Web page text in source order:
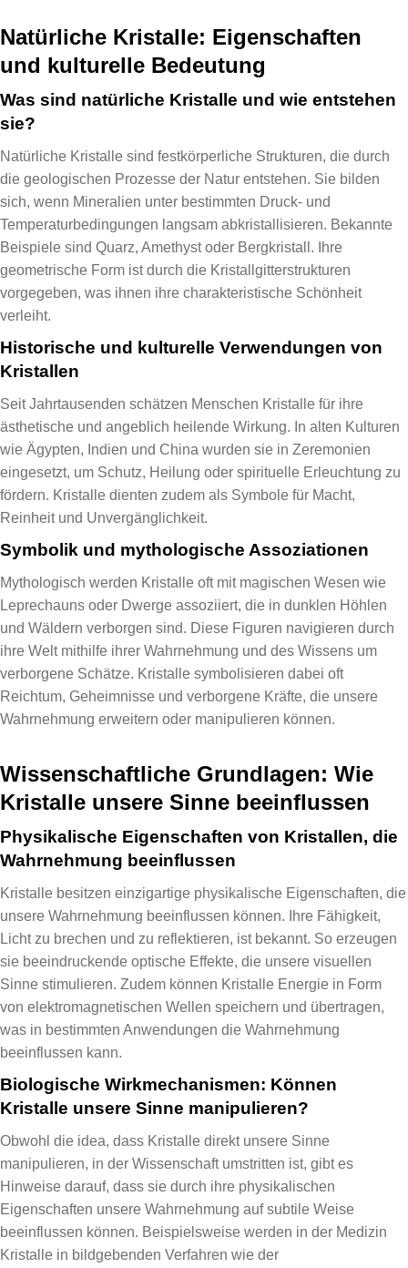
Natürliche Kristalle: Eigenschaften
und kulturelle Bedeutung
Was sind natürliche Kristalle und wie entstehen
sie?
Natürliche Kristalle sind festkörperliche Strukturen, die durch
die geologischen Prozesse der Natur entstehen. Sie bilden
sich, wenn Mineralien unter bestimmten Druck- und
Temperaturbedingungen langsam abkristallisieren. Bekannte
Beispiele sind Quarz, Amethyst oder Bergkristall. Ihre
geometrische Form ist durch die Kristallgitterstrukturen
vorgegeben, was ihnen ihre charakteristische Schönheit
verleiht.
Historische und kulturelle Verwendungen von
Kristallen
Seit Jahrtausenden schätzen Menschen Kristalle für ihre
ästhetische und angeblich heilende Wirkung. In alten Kulturen
wie Ägypten, Indien und China wurden sie in Zeremonien
eingesetzt, um Schutz, Heilung oder spirituelle Erleuchtung zu
fördern. Kristalle dienten zudem als Symbole für Macht,
Reinheit und Unvergänglichkeit.
Symbolik und mythologische Assoziationen
Mythologisch werden Kristalle oft mit magischen Wesen wie
Leprechauns oder Dwerge assoziiert, die in dunklen Höhlen
und Wäldern verborgen sind. Diese Figuren navigieren durch
ihre Welt mithilfe ihrer Wahrnehmung und des Wissens um
verborgene Schätze. Kristalle symbolisieren dabei oft
Reichtum, Geheimnisse und verborgene Kräfte, die unsere
Wahrnehmung erweitern oder manipulieren können.
Wissenschaftliche Grundlagen: Wie
Kristalle unsere Sinne beeinflussen
Physikalische Eigenschaften von Kristallen, die
Wahrnehmung beeinflussen
Kristalle besitzen einzigartige physikalische Eigenschaften, die
unsere Wahrnehmung beeinflussen können. Ihre Fähigkeit,
Licht zu brechen und zu reflektieren, ist bekannt. So erzeugen
sie beeindruckende optische Effekte, die unsere visuellen
Sinne stimulieren. Zudem können Kristalle Energie in Form
von elektromagnetischen Wellen speichern und übertragen,
was in bestimmten Anwendungen die Wahrnehmung
beeinflussen kann.
Biologische Wirkmechanismen: Können
Kristalle unsere Sinne manipulieren?
Obwohl die idea, dass Kristalle direkt unsere Sinne
manipulieren, in der Wissenschaft umstritten ist, gibt es
Hinweise darauf, dass sie durch ihre physikalischen
Eigenschaften unsere Wahrnehmung auf subtile Weise
beeinflussen können. Beispielsweise werden in der Medizin
Kristalle in bildgebenden Verfahren wie der